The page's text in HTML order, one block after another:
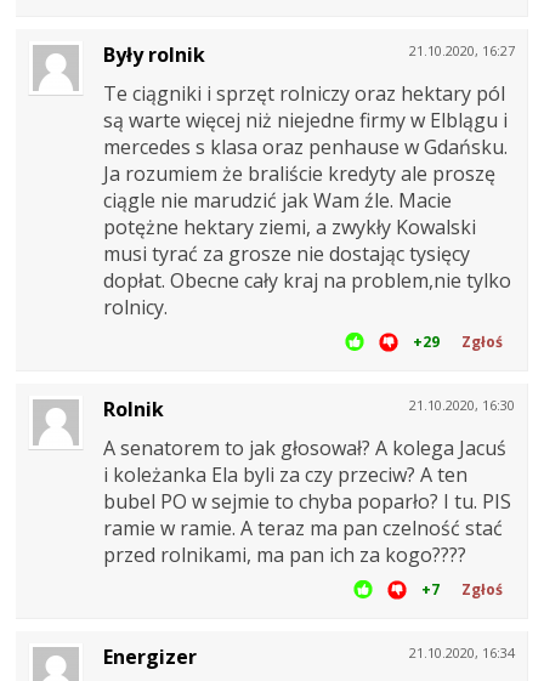
21.10.2020, 16:27
Były rolnik
Te ciągniki i sprzęt rolniczy oraz hektary pól
są warte więcej niż niejedne firmy w Elblągu i
mercedes s klasa oraz penhause w Gdańsku.
Ja rozumiem że braliście kredyty ale proszę
ciągle nie marudzić jak Wam źle. Macie
potężne hektary ziemi, a zwykły Kowalski
musi tyrać za grosze nie dostając tysięcy
dopłat. Obecne cały kraj na problem,nie tylko
rolnicy.
+29 Zgłoś
21.10.2020, 16:30
Rolnik
A senatorem to jak głosował? A kolega Jacuś
i koleżanka Ela byli za czy przeciw? A ten
bubel PO w sejmie to chyba poparło? I tu. PIS
ramie w ramie. A teraz ma pan czelność stać
przed rolnikami, ma pan ich za kogo????
+7 Zgłoś
21.10.2020, 16:34
Energizer